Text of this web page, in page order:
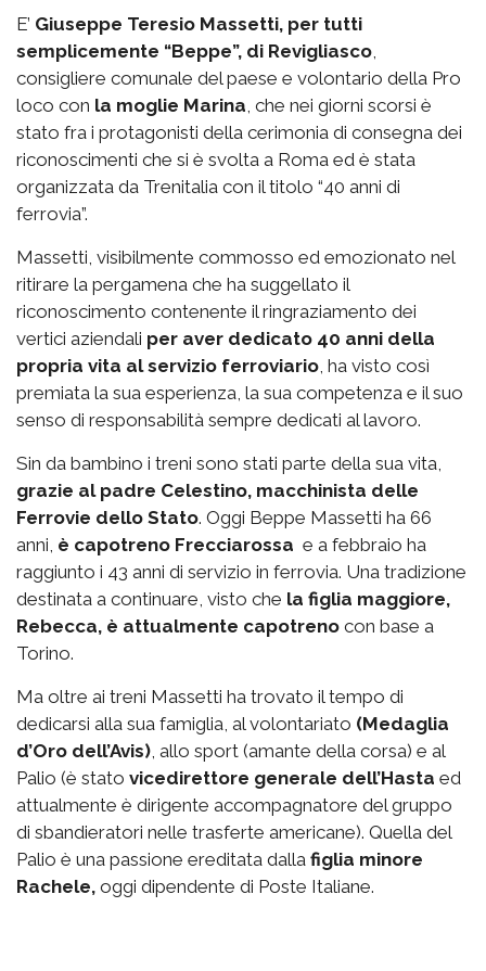
E’ Giuseppe Teresio Massetti, per tutti
semplicemente “Beppe”, di Revigliasco,
consigliere comunale del paese e volontario della Pro
loco con la moglie Marina, che nei giorni scorsi è
stato fra i protagonisti della cerimonia di consegna dei
riconoscimenti che si è svolta a Roma ed è stata
organizzata da Trenitalia con il titolo “40 anni di
ferrovia”.
Massetti, visibilmente commosso ed emozionato nel
ritirare la pergamena che ha suggellato il
riconoscimento contenente il ringraziamento dei
vertici aziendali per aver dedicato 40 anni della
propria vita al servizio ferroviario, ha visto così
premiata la sua esperienza, la sua competenza e il suo
senso di responsabilità sempre dedicati al lavoro.
Sin da bambino i treni sono stati parte della sua vita,
grazie al padre Celestino, macchinista delle
Ferrovie dello Stato. Oggi Beppe Massetti ha 66
anni, è capotreno Frecciarossa e a febbraio ha
raggiunto i 43 anni di servizio in ferrovia. Una tradizione
destinata a continuare, visto che la figlia maggiore,
Rebecca, è attualmente capotreno con base a
Torino.
Ma oltre ai treni Massetti ha trovato il tempo di
dedicarsi alla sua famiglia, al volontariato (Medaglia
d’Oro dell’Avis), allo sport (amante della corsa) e al
Palio (è stato vicedirettore generale dell’Hasta ed
attualmente è dirigente accompagnatore del gruppo
di sbandieratori nelle trasferte americane). Quella del
Palio è una passione ereditata dalla figlia minore
Rachele, oggi dipendente di Poste Italiane.